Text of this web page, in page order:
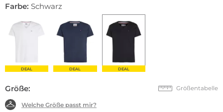
Farbe: Schwarz
DEAL DEAL DEAL
Größe: Größentabelle
Welche Größe passt mir?